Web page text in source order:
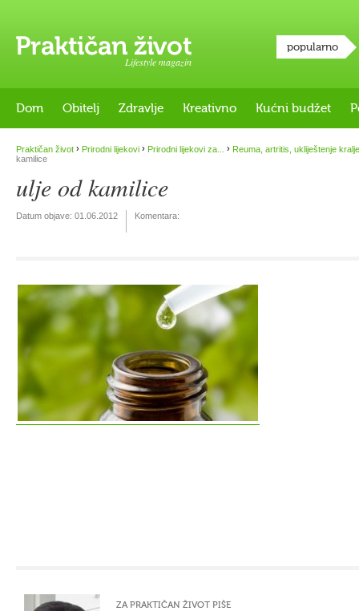
Lifestyle magazin
popularno
Dom Obitelj Zdravlje Kreativno Kućni budžet
Praktičan život › Prirodni lijekovi › Prirodni lijekovi za... › Reuma, artritis, ukliještenje
kamilice
ulje od kamilice
Datum objave: 01.06.2012 Komentara:
ZA PRAKTIČAN ŽIVOT PIŠE